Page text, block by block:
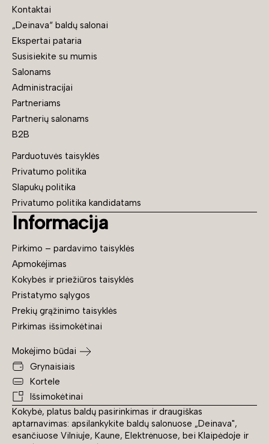
Kokybė, platus baldų pasirinkimas ir draugiškas
aptarnavimas: apsilankykite baldų salonuose „Deinava",
esančiuose Vilniuje, Kaune, Elektrėnuose, bei Klaipėdoje ir
Kontaktai
„Deinava“ baldų salonai
Ekspertai pataria
Susisiekite su mumis
Salonams
Administracijai
Partneriams
Partnerių salonams
B2B
Parduotuvės taisyklės
Privatumo politika
Slapukų politika
Privatumo politika kandidatams
Informacija
Pirkimo – pardavimo taisyklės
Apmokėjimas
Kokybės ir priežiūros taisyklės
Pristatymo sąlygos
Prekių grąžinimo taisyklės
Pirkimas išsimokėtinai
Mokėjimo būdai
Grynaisiais
Kortele
Išsimokėtinai